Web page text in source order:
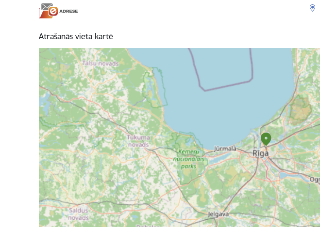
Atrašanās vieta kartē